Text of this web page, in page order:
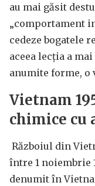
au mai găsit
„comportament
cedeze bogatele
aceea lecția a
anumite forme, o
Vietnam
chimice cu
Războiul din
între 1 noiembrie
denumit în